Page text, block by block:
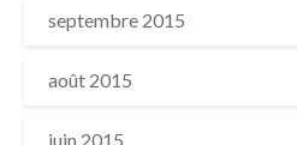
septembre 2015
août 2015
juin 2015